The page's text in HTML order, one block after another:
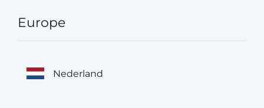
Europe
Nederland